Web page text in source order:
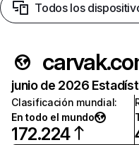
Todos los
junio de 2026
Clasificación mundial:
En todo el mundo
172.224